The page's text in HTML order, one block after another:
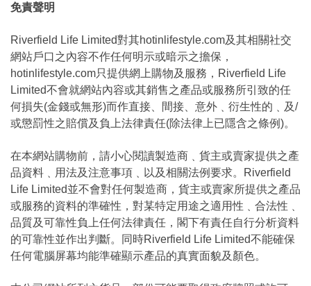
免責聲明
Riverfield Life Limited對其hotinlifestyle.com及其相關社交
網站戶口之內容不作任何明示或暗示之擔保，
hotinlifestyle.com只提供網上購物及服務，Riverfield Life
Limited不會就網站內容或其銷售之產品或服務所引致的任
何損失(金錢或無形)而作直接、間接、意外﹑衍生性的﹑及/
或懲罰性之賠償及負上法律責任(除法律上已隱含之條例)。
在本網站購物前，請小心閱讀製造商﹑貨主或賣家提供之產
品資料﹑用法及注意事項﹑以及相關法例要求。Riverfield
Life Limited並不會對任何製造商，貨主或賣家所提供之產品
或服務的資料的準確性，對某特定用途之適用性﹑合法性﹑
品質及可靠性負上任何法律責任，閣下有責任自行分析資料
的可靠性並作出判斷。同時Riverfield Life Limited不能確保
任何電腦屏幕均能準確顯示產品的真實面貌及顏色。